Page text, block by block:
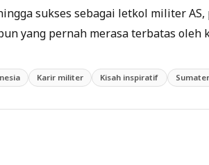
sukses sebagai letkol militer
yang pernah merasa terbatas oleh
Karir militer Kisah inspiratif